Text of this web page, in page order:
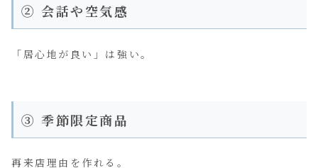
② 会話や空気感
「居心地が良い」は強い。
③ 季節限定商品
再来店理由を作れる。